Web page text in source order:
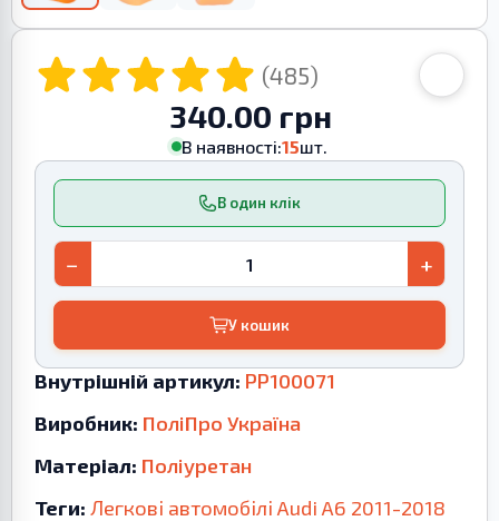
(485)
340.00 грн
В наявності:15шт.
В один клік
− +
У кошик
Внутрішній артикул: PP100071
Виробник: ПоліПро Україна
Матеріал: Поліуретан
Теги: Легкові автомобілі Audi A6 2011-2018